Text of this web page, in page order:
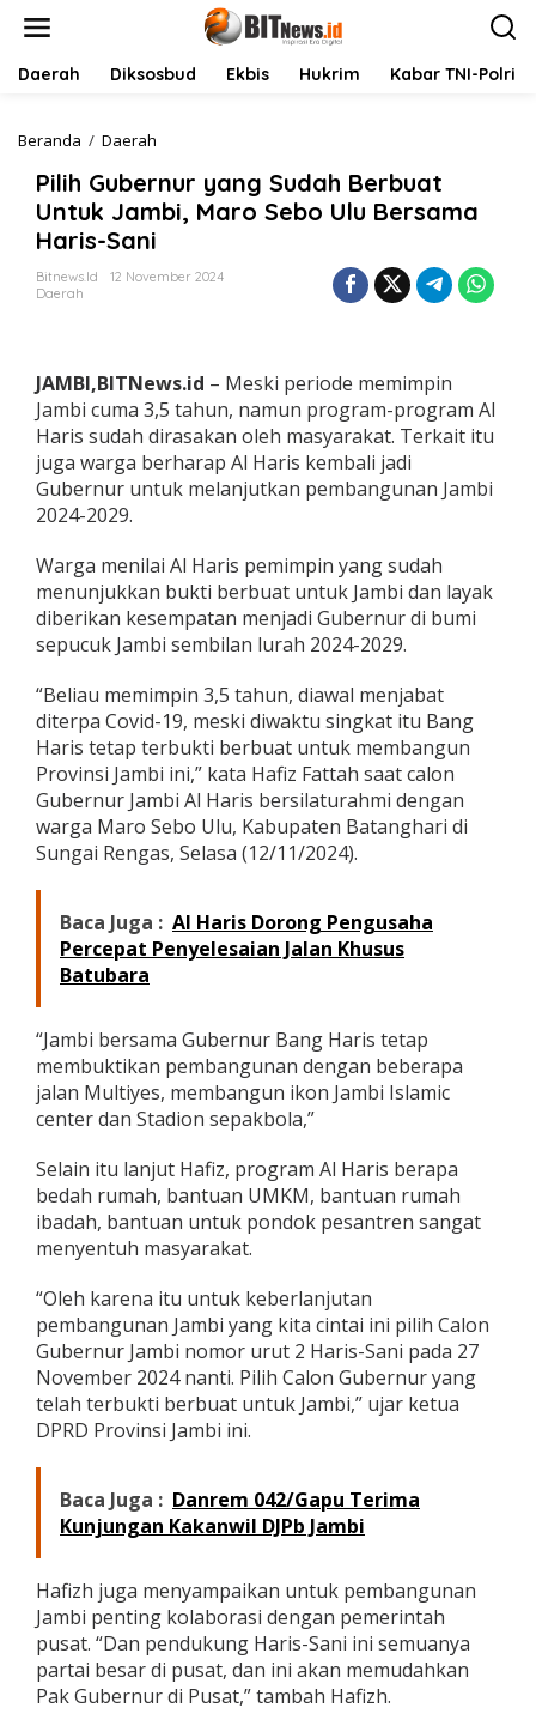
Daerah Diksosbud Ekbis Hukrim Kabar TNI-Polri
Beranda / Daerah
l
i
h
u
u
r
y
a
n
g
a
h
B
e
r
u
a
t
U
n
t
u
k
m
b
i
r
o
S
e
b
U
l
u
B
e
s
a
m
a
H
a
r
-
S
a
i
Pilih Gubernur yang Sudah Berbuat
Untuk Jambi, Maro Sebo Ulu Bersama
Haris-Sani
Bitnews.id
12 November 2024
Daerah
JAMBI,BITNews.id – Meski periode memimpin
Jambi cuma 3,5 tahun, namun program-program Al
Haris sudah dirasakan oleh masyarakat. Terkait itu
juga warga berharap Al Haris kembali jadi
Gubernur untuk melanjutkan pembangunan Jambi
2024-2029.
Warga menilai Al Haris pemimpin yang sudah
menunjukkan bukti berbuat untuk Jambi dan layak
diberikan kesempatan menjadi Gubernur di bumi
sepucuk Jambi sembilan lurah 2024-2029.
“Beliau memimpin 3,5 tahun, diawal menjabat
diterpa Covid-19, meski diwaktu singkat itu Bang
Haris tetap terbukti berbuat untuk membangun
Provinsi Jambi ini,” kata Hafiz Fattah saat calon
Gubernur Jambi Al Haris bersilaturahmi dengan
warga Maro Sebo Ulu, Kabupaten Batanghari di
Sungai Rengas, Selasa (12/11/2024).
Baca Juga : Al Haris Dorong Pengusaha
Percepat Penyelesaian Jalan Khusus
Batubara
“Jambi bersama Gubernur Bang Haris tetap
membuktikan pembangunan dengan beberapa
jalan Multiyes, membangun ikon Jambi Islamic
center dan Stadion sepakbola,”
Selain itu lanjut Hafiz, program Al Haris berapa
bedah rumah, bantuan UMKM, bantuan rumah
ibadah, bantuan untuk pondok pesantren sangat
menyentuh masyarakat.
“Oleh karena itu untuk keberlanjutan
pembangunan Jambi yang kita cintai ini pilih Calon
Gubernur Jambi nomor urut 2 Haris-Sani pada 27
November 2024 nanti. Pilih Calon Gubernur yang
telah terbukti berbuat untuk Jambi,” ujar ketua
DPRD Provinsi Jambi ini.
Baca Juga : Danrem 042/Gapu Terima
Kunjungan Kakanwil DJPb Jambi
Hafizh juga menyampaikan untuk pembangunan
Jambi penting kolaborasi dengan pemerintah
pusat. “Dan pendukung Haris-Sani ini semuanya
partai besar di pusat, dan ini akan memudahkan
Pak Gubernur di Pusat,” tambah Hafizh.